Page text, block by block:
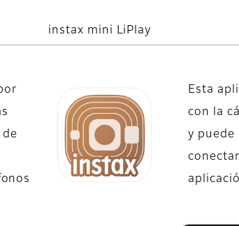
instax mini LiPlay
Esta
con la
y puede